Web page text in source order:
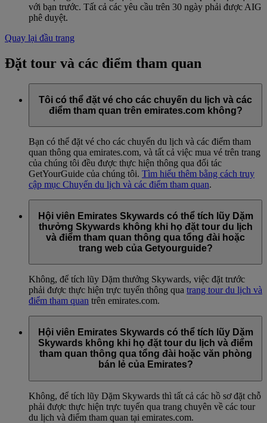
với bạn trước. Tất cả các yêu cầu trên 30 ngày phải được AIG
phê duyệt.
Quay lại đầu trang
Đặt tour và các điểm tham quan
Tôi có thể đặt vé cho các chuyến du lịch và các
điểm tham quan trên emirates.com không?
Bạn có thể đặt vé cho các chuyến du lịch và các điểm tham
quan thông qua emirates.com, và tất cả việc mua vé trên trang
của chúng tôi đều được thực hiện thông qua đối tác
GetYourGuide của chúng tôi. Tìm hiểu thêm bằng cách truy
cập mục Chuyến du lịch và các điểm tham quan.
Hội viên Emirates Skywards có thể tích lũy Dặm
thưởng Skywards không khi họ đặt tour du lịch
và điểm tham quan thông qua tổng đài hoặc
trang web của Getyourguide?
Không, để tích lũy Dặm thưởng Skywards, việc đặt trước
phải được thực hiện trực tuyến thông qua trang tour du lịch và
điểm tham quan trên emirates.com.
Hội viên Emirates Skywards có thể tích lũy Dặm
Skywards không khi họ đặt tour du lịch và điểm
tham quan thông qua tổng đài hoặc văn phòng
bán lẻ của Emirates?
Không, để tích lũy Dặm Skywards thì tất cả các hồ sơ đặt chỗ
phải được thực hiện trực tuyến qua trang chuyên về các tour
du lịch và điểm tham quan tại emirates.com.